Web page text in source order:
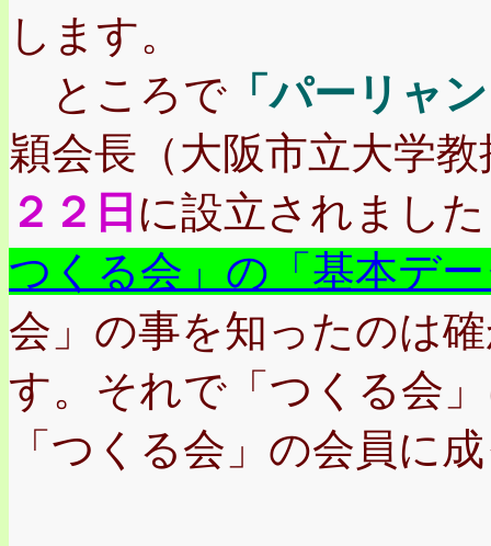
します。
ところで 「パーリャ
穎会長（大阪市立大学
２２日 に設立されまし
つくる会」の「基本デ
会」の事を知ったのは
す。それで「つくる会
「つくる会」の会員に